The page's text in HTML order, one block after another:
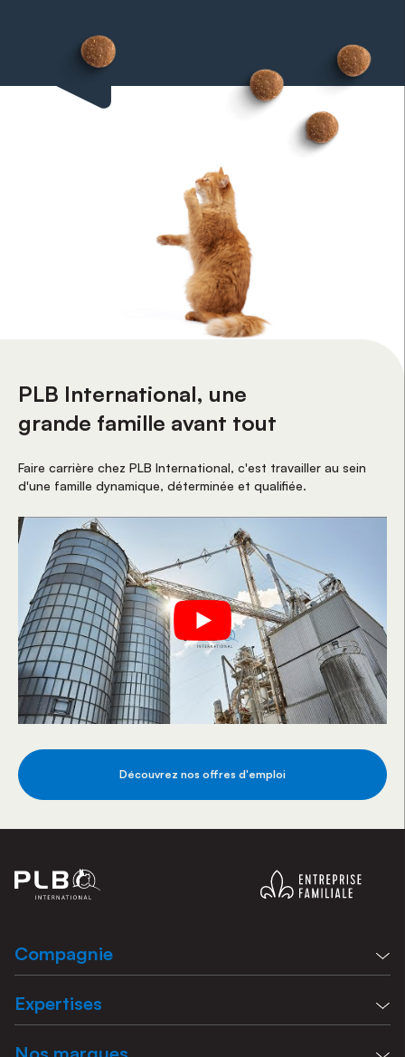
PLB International, une
grande famille avant tout
Faire carrière chez PLB International, c'est travailler au sein
d'une famille dynamique, déterminée et qualifiée.
Découvrez nos offres d'emploi
Compagnie
Expertises